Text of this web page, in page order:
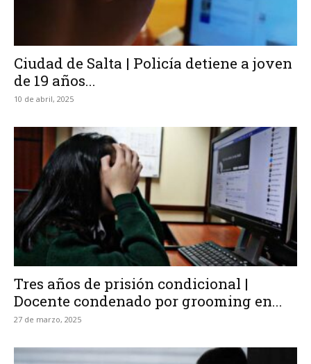
Ciudad de Salta | Policía detiene a joven
de 19 años...
10 de abril, 2025
Tres años de prisión condicional |
Docente condenado por grooming en...
27 de marzo, 2025